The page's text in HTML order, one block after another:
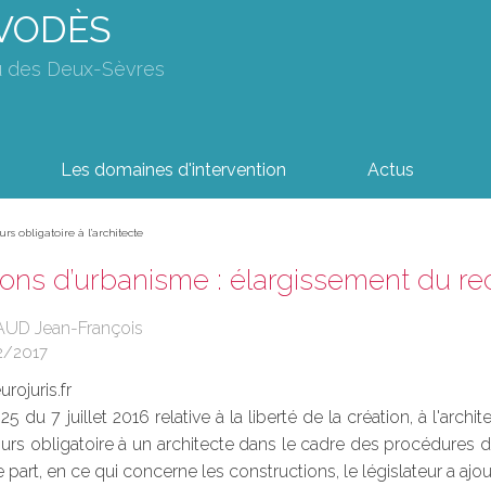
des Deux-Sèvres
Les domaines d'intervention Actus
obligatoire à l’architecte
d’urbanisme : élargissement du
Jean-François
2017
du 7 juillet 2016 relative à la liberté de la création, à
obligatoire à un architecte dans le cadre des procédures
part, en ce qui concerne les constructions, le législateur a